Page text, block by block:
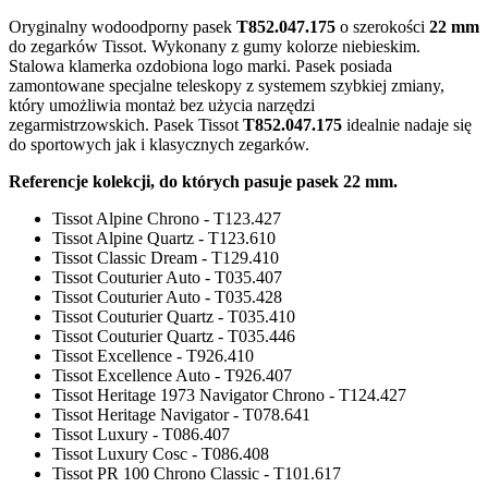
Oryginalny wodoodporny pasek T852.047.175 o szerokości 22 mm
do zegarków Tissot. Wykonany z gumy kolorze niebieskim.
Stalowa klamerka ozdobiona logo marki. Pasek posiada
zamontowane specjalne teleskopy z systemem szybkiej zmiany,
który umożliwia montaż bez użycia narzędzi
zegarmistrzowskich. Pasek Tissot T852.047.175 idealnie nadaje się
do sportowych jak i klasycznych zegarków.
Referencje kolekcji, do których pasuje pasek 22 mm.
Tissot Alpine Chrono - T123.427
Tissot Alpine Quartz - T123.610
Tissot Classic Dream - T129.410
Tissot Couturier Auto - T035.407
Tissot Couturier Auto - T035.428
Tissot Couturier Quartz - T035.410
Tissot Couturier Quartz - T035.446
Tissot Excellence - T926.410
Tissot Excellence Auto - T926.407
Tissot Heritage 1973 Navigator Chrono - T124.427
Tissot Heritage Navigator - T078.641
Tissot Luxury - T086.407
Tissot Luxury Cosc - T086.408
Tissot PR 100 Chrono Classic - T101.617